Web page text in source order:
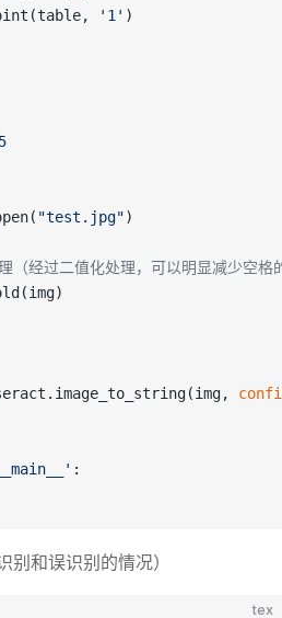
'1' )
"test.jpg")
（经过二值化处理，可以明显减少空格
:
别和误识别的情况）
tex